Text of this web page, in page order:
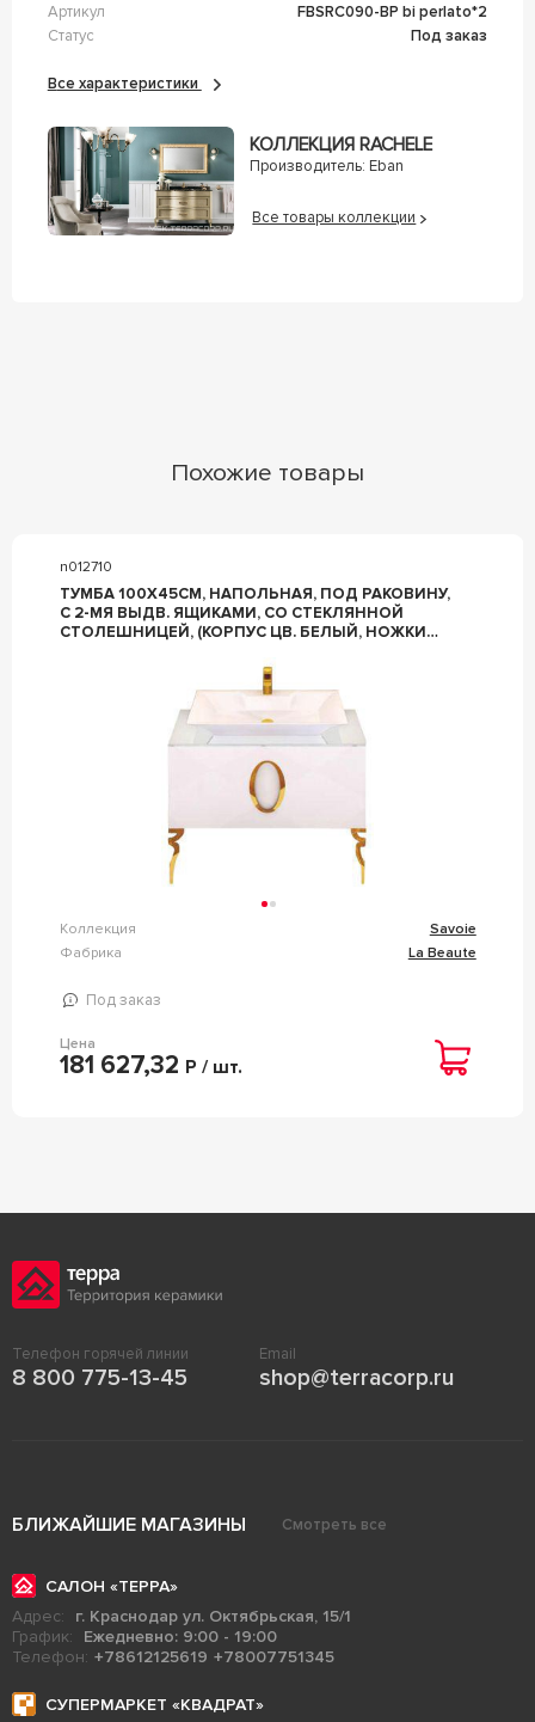
Артикул
FBSRC090-BP bi perlato*2
Статус
Под заказ
Все характеристики
КОЛЛЕКЦИЯ RACHELE
Производитель: Eban
Все товары коллекции
Похожие товары
n012710
ТУМБА 100Х45СМ, НАПОЛЬНАЯ, ПОД РАКОВИНУ,
С 2-МЯ ВЫДВ. ЯЩИКАМИ, СО СТЕКЛЯННОЙ
СТОЛЕШНИЦЕЙ, (КОРПУС ЦВ. БЕЛЫЙ, НОЖКИ
Коллекция
Savoie
Фабрика
La Beaute
Под заказ
Цена
181 627,32 Р / шт.
Телефон горячей линии
8 800 775-13-45
Email
shop@terracorp.ru
БЛИЖАЙШИЕ МАГАЗИНЫ Смотреть все
САЛОН «ТЕРРА»
Адрес:
г. Краснодар ул. Октябрьская, 15/1
График:
Ежедневно: 9:00 - 19:00
Телефон: +78612125619 +78007751345
СУПЕРМАРКЕТ «КВАДРАТ»